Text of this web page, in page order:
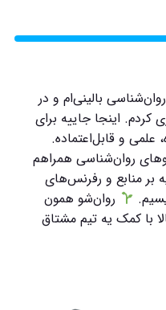
بالینی‌ام و در
کردم. اینجا جاییه برای
علمی و قابل‌اعتماده.
روان‌شناسی همراهم
بر منابع و رفرنس‌های
روان‌شو همون
با کمک یه تیم مشتاق